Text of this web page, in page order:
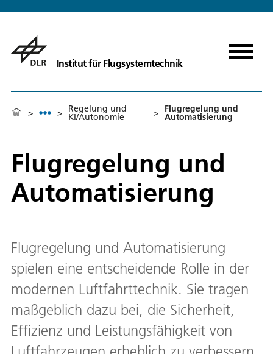
Institut für Flugsystemtechnik
> > Regelung und
KI/Autonomie > Flugregelung und
Automatisierung
Flugregelung und
Automatisierung
Flugregelung und Automatisierung
spielen eine entscheidende Rolle in der
modernen Luftfahrttechnik. Sie tragen
maßgeblich dazu bei, die Sicherheit,
Effizienz und Leistungsfähigkeit von